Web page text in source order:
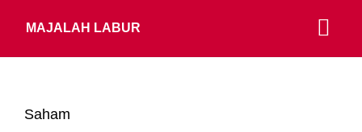
MAJALAH LABUR
Saham